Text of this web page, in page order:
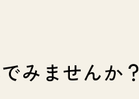
みませんか？